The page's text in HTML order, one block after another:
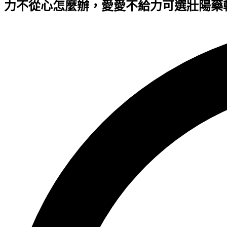
力不從心怎麼辦，愛愛不給力可選壯陽藥